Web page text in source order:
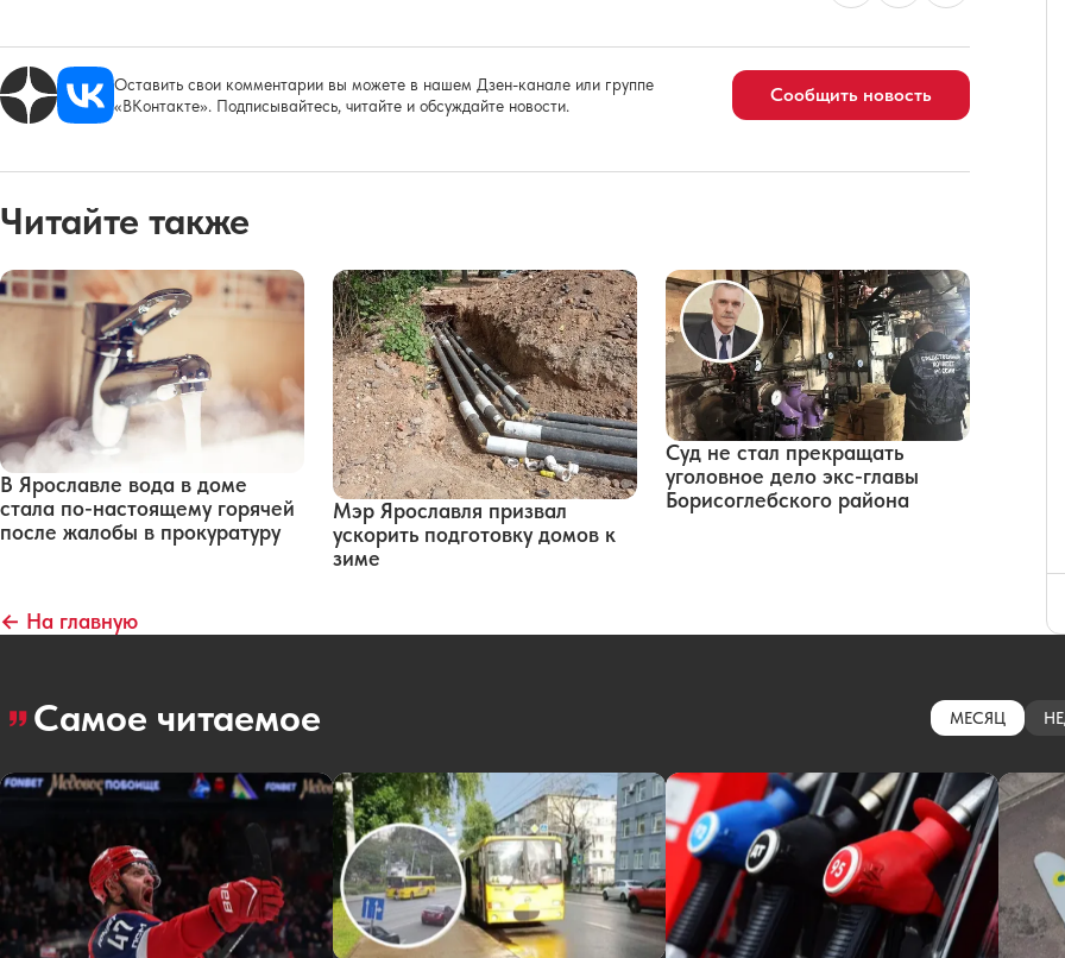
Оставить свои комментарии вы можете в нашем Дзен-канале или группе
«ВКонтакте». Подписывайтесь, читайте и обсуждайте новости.
Сообщить новость
Читайте также
В Ярославле вода в доме
стала по-настоящему горячей
после жалобы в прокуратуру
Мэр Ярославля призвал
ускорить подготовку домов к
зиме
Суд не стал прекращать
уголовное дело экс-главы
Борисоглебского района
← На главную
Самое читаемое МЕСЯЦ